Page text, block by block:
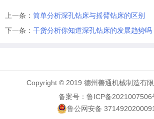
上一条： 简单分析深孔钻床与摇臂钻床的区别
下一条： 干货分析你知道深孔钻床的发展趋势吗
Copyright © 2019 德州善通机械制造有
备案号：鲁ICP备2021007506
鲁公网安备